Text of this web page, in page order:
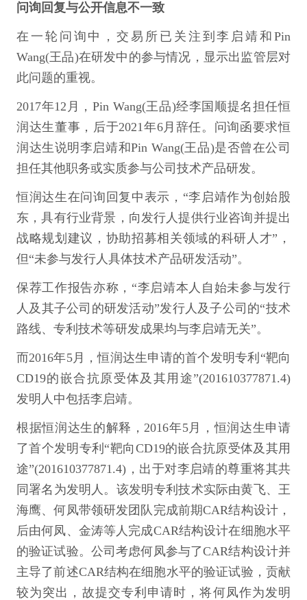
问询回复与公开信息不一致
在一轮问询中，交易所已关注到李启靖和Pin
Wang(王品)在研发中的参与情况，显示出监管层对
此问题的重视。
2017年12月，Pin Wang(王品)经李国顺提名担任恒
润达生董事，后于2021年6月辞任。问询函要求恒
润达生说明李启靖和Pin Wang(王品)是否曾在公司
担任其他职务或实质参与公司技术产品研发。
恒润达生在问询回复中表示，“李启靖作为创始股
东，具有行业背景，向发行人提供行业咨询并提出
战略规划建议，协助招募相关领域的科研人才”，
但“未参与发行人具体技术产品研发活动”。
保荐工作报告亦称，“李启靖本人自始未参与发行
人及其子公司的研发活动”发行人及子公司的“技术
路线、专利技术等研发成果均与李启靖无关”。
而2016年5月，恒润达生申请的首个发明专利“靶向
CD19的嵌合抗原受体及其用途”(201610377871.4)
发明人中包括李启靖。
根据恒润达生的解释，2016年5月，恒润达生申请
了首个发明专利“靶向CD19的嵌合抗原受体及其用
途”(201610377871.4)，出于对李启靖的尊重将其共
同署名为发明人。该发明专利技术实际由黄飞、王
海鹰、何凤带领研发团队完成前期CAR结构设计，
后由何凤、金涛等人完成CAR结构设计在细胞水平
的验证试验。公司考虑何凤参与了CAR结构设计并
主导了前述CAR结构在细胞水平的验证试验，贡献
较为突出，故提交专利申请时，将何凤作为发明